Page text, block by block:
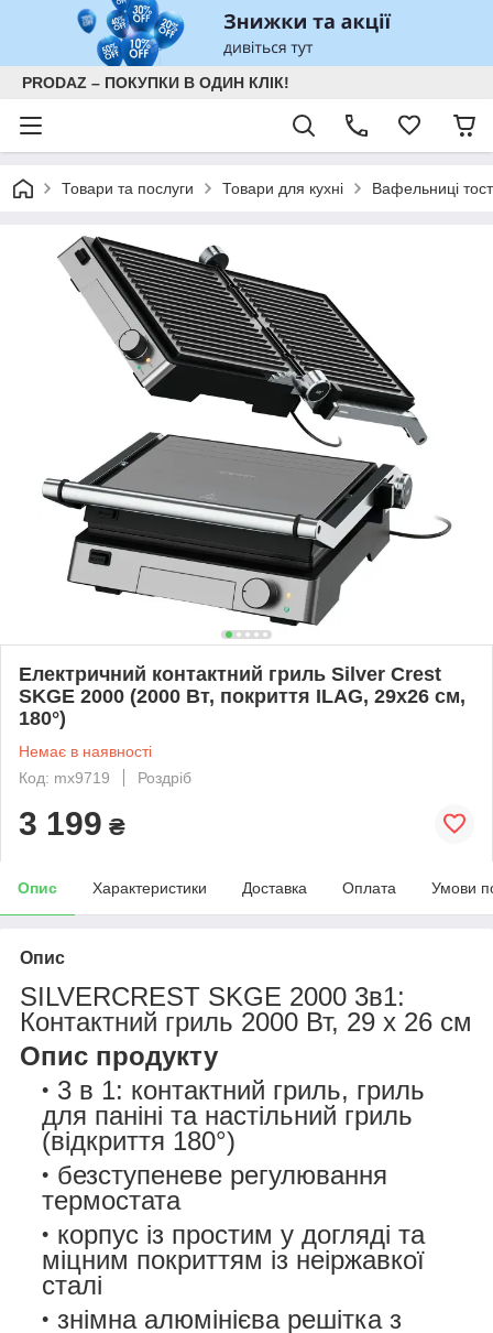
PRODAZ – ПОКУПКИ В ОДИН КЛІК!
Товари та послуги Товари для кухні Вафельниці
Електричний контактний гриль Silver Crest
SKGE 2000 (2000 Вт, покриття ILAG, 29x26 см,
180°)
Немає в наявності
Код: mx9719
Роздріб
3 199 ₴
Опис Характеристики Доставка Оплата Умови
Опис
SILVERCREST SKGE 2000 3в1:
Контактний гриль 2000 Вт, 29 x 26 см
Опис продукту
3 в 1: контактний гриль, гриль
для паніні та настільний гриль
(відкриття 180°)
безступеневе регулювання
термостата
корпус із простим у догляді та
міцним покриттям із неіржавкої
сталі
знімна алюмінієва решітка з